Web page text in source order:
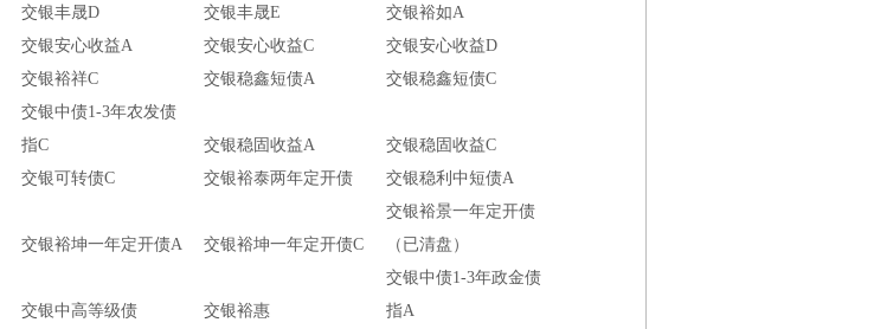
交银丰晟D 交银丰晟E
交银裕如A
交银安心收益A 交银安心收益C
交银安心收益D
交银裕祥C 交银稳鑫短债A 交银稳鑫短债C
交银中债1-3年农发债
指C
交银稳固收益A
交银稳固收益C
交银可转债C 交银裕泰两年定开债 交银稳利中短债A
交银裕坤一年定开债A 交银裕坤一年定开债C
交银裕景一年定开债
（已清盘）
交银中高等级债 交银裕惠
交银中债1-3年政金债
指A